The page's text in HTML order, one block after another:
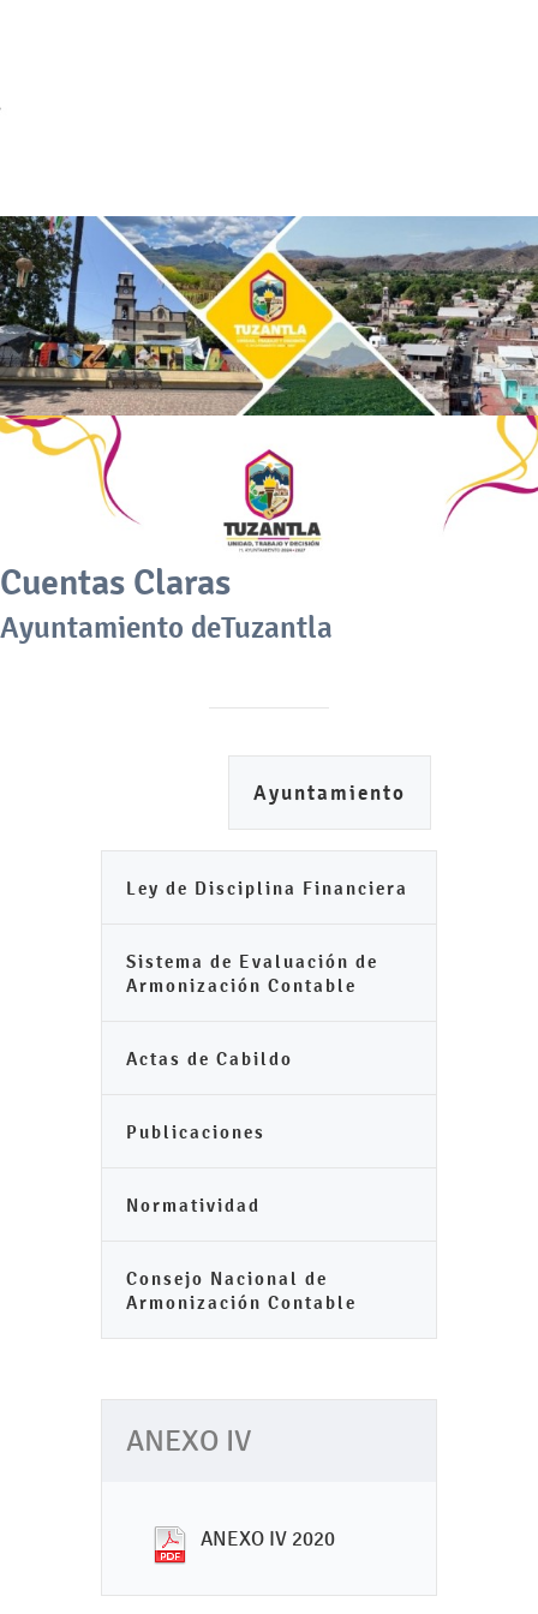
Cuentas Claras
Ayuntamiento deTuzantla
Ayuntamiento
Ley de Disciplina Financiera
Sistema de Evaluación de
Armonización Contable
Actas de Cabildo
Publicaciones
Normatividad
Consejo Nacional de
Armonización Contable
ANEXO IV
ANEXO IV 2020